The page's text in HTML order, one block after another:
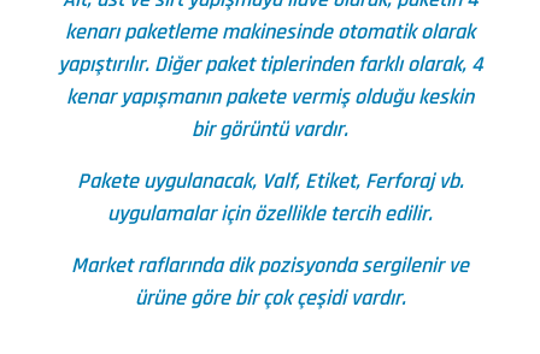
kenarı paketleme makinesinde otomatik olarak
yapıştırılır. Diğer paket tiplerinden farklı olarak, 4
kenar yapışmanın pakete vermiş olduğu keskin
bir görüntü vardır.
Pakete uygulanacak, Valf, Etiket, Ferforaj vb.
uygulamalar için özellikle tercih edilir.
Market raflarında dik pozisyonda sergilenir ve
ürüne göre bir çok çeşidi vardır.